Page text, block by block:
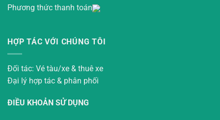
Phương thức thanh toán
HỢP TÁC VỚI CHÚNG TÔI
Đối tác: Vé tàu/xe & thuê xe
Đại lý hợp tác & phân phối
ĐIỀU KHOẢN SỬ DỤNG